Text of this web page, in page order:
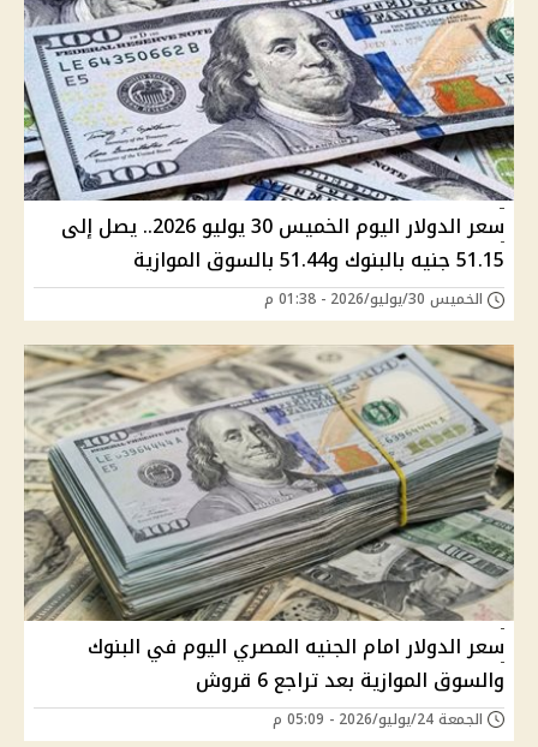
سعر الدولار اليوم الخميس 30 يوليو 2026.. يصل إلى
51.15 جنيه بالبنوك و51.44 بالسوق الموازية
الخميس 30/يوليو/2026 - 01:38 م
سعر الدولار امام الجنيه المصري اليوم في البنوك
والسوق الموازية بعد تراجع 6 قروش
الجمعة 24/يوليو/2026 - 05:09 م